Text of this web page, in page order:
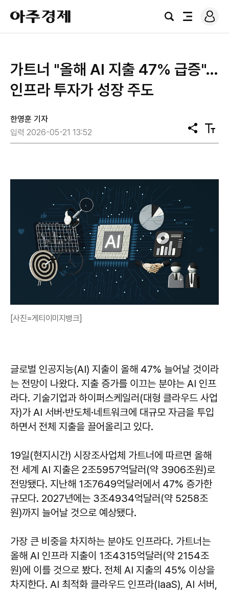
아
주
경
검
전
로
그
가트너 "올해 AI 지출 47% 급증"…
인프라 투자가 성장 주도
한영훈 기자
입력 2026-05-21 13:52
공
유
텍
스
[사진=게티이미지뱅크]
글로벌 인공지능(AI) 지출이 올해 47% 늘어날 것이라
는 전망이 나왔다. 지출 증가를 이끄는 분야는 AI 인프
라다. 기술기업과 하이퍼스케일러(대형 클라우드 사업
자)가 AI 서버·반도체·네트워크에 대규모 자금을 투입
하면서 전체 지출을 끌어올리고 있다.
19일(현지시간) 시장조사업체 가트너에 따르면 올해
전 세계 AI 지출은 2조5957억달러(약 3906조원)로
전망됐다. 지난해 1조7649억달러에서 47% 증가한
규모다. 2027년에는 3조4934억달러(약 5258조
원)까지 늘어날 것으로 예상됐다.
가장 큰 비중을 차지하는 분야도 인프라다. 가트너는
올해 AI 인프라 지출이 1조4315억달러(약 2154조
원)에 이를 것으로 봤다. 전체 AI 지출의 45% 이상을
차지한다. AI 최적화 클라우드 인프라(IaaS), AI 서버,